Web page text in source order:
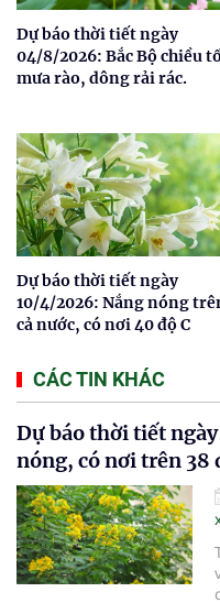
Dự báo thời tiết ngày
04/8/2026: Bắc Bộ chiều
mưa rào, dông rải rác.
Dự báo thời tiết ngày
10/4/2026: Nắng nóng
cả nước, có nơi 40 độ C
CÁC TIN KHÁC
Dự báo thời tiết
nóng, có nơi trên 38